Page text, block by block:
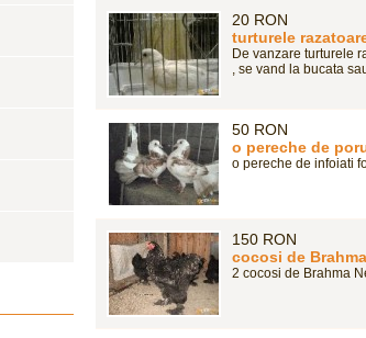
20 RON
turturele
De vanzare turturele
, se vand la bucata
50 RON
o pereche de
o pereche de infoiati
150 RON
cocosi de
2 cocosi de Brahma